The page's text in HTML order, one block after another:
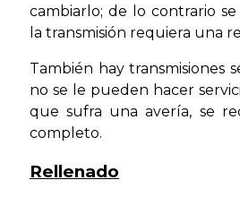
cambiarlo; de lo contrario
la transmisión requiera una
También hay transmisiones
no se le pueden hacer
que sufra una avería, se
completo.
Rellenado